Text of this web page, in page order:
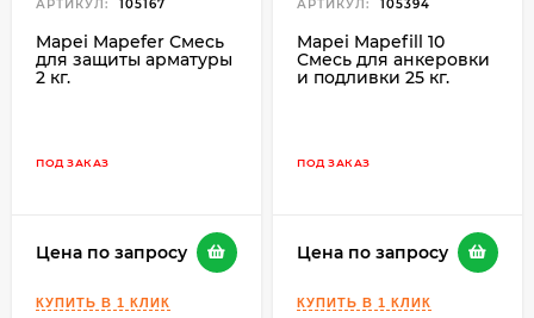
АРТИКУЛ: 105167
Mapei Mapefer Смесь
для защиты арматуры
2 кг.
ПОД ЗАКАЗ
Цена по запросу
АРТИКУЛ: 105394
Mapei Mapefill 10
Смесь для анкеровки
и подливки 25 кг.
ПОД ЗАКАЗ
Цена по запросу